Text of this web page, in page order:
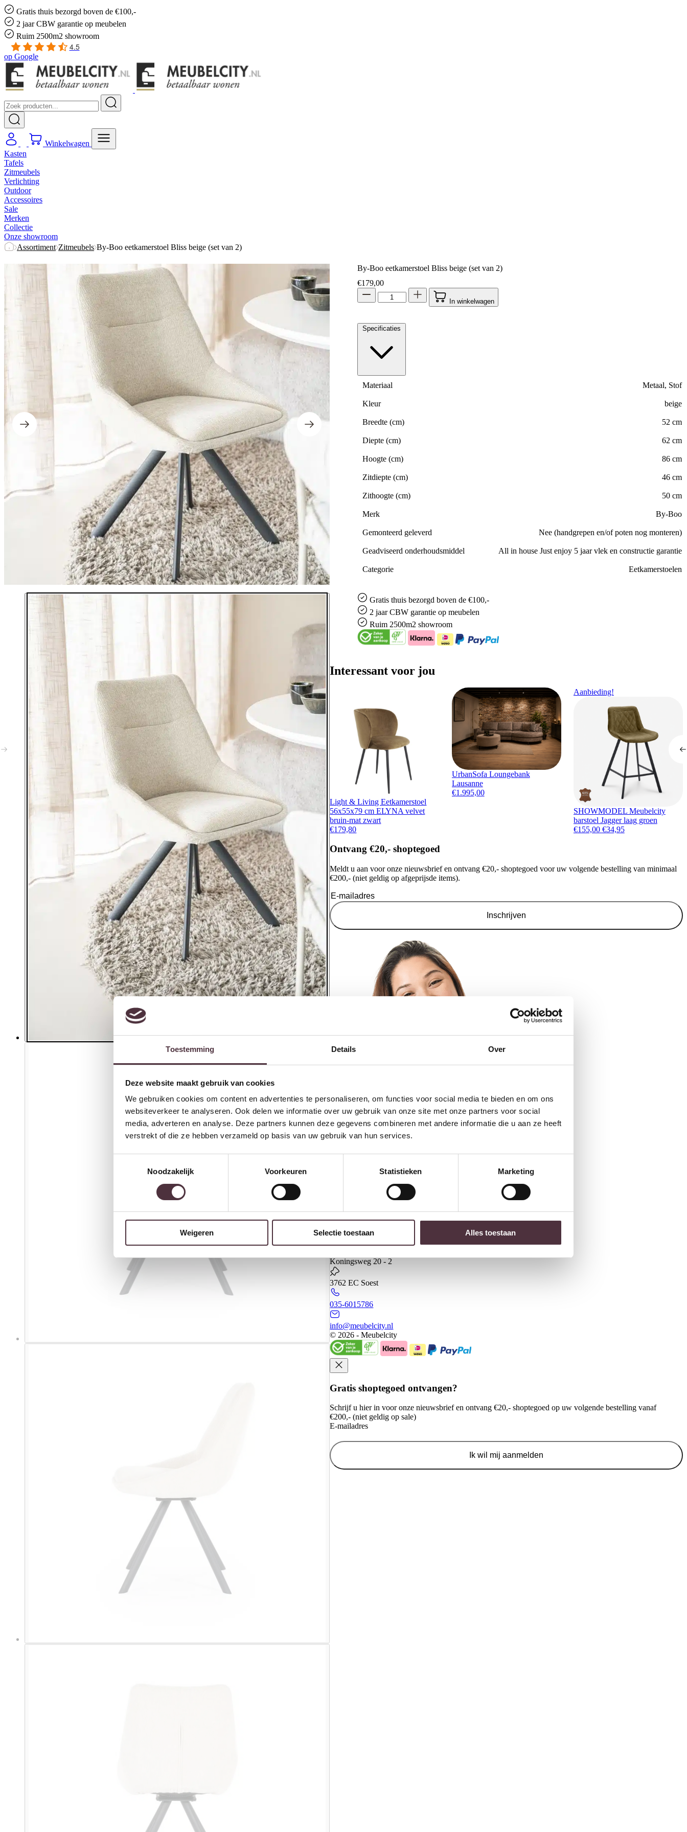
Toestemming Details Over
Deze website maakt gebruik van cookies
We gebruiken cookies om content en advertenties te personaliseren, om functies voor social media te bieden en om ons
websiteverkeer te analyseren. Ook delen we informatie over uw gebruik van onze site met onze partners voor social
media, adverteren en analyse. Deze partners kunnen deze gegevens combineren met andere informatie die u aan ze heeft
verstrekt of die ze hebben verzameld op basis van uw gebruik van hun services.
Noodzakelijk
Voorkeuren Statistieken Marketing
Weigeren Selectie toestaan Alles toestaan
Gratis thuis bezorgd boven de €100,-
2 jaar CBW garantie op meubelen
Ruim 2500m2 showroom
4.5
op Google
Winkelwagen
Kasten
Tafels
Zitmeubels
Verlichting
Outdoor
Accessoires
Sale
Merken
Collectie
Onze showroom
Assortiment Zitmeubels By-Boo eetkamerstoel Bliss beige (set van 2)
By-Boo eetkamerstoel Bliss beige (set van 2)
€179,00
In winkelwagen
Specificaties
Materiaal Metaal, Stof
Kleur beige
Breedte (cm) 52 cm
Diepte (cm) 62 cm
Hoogte (cm) 86 cm
Zitdiepte (cm) 46 cm
Zithoogte (cm) 50 cm
Merk By-Boo
Gemonteerd geleverd Nee (handgrepen en/of poten nog monteren)
Geadviseerd onderhoudsmiddel All in house Just enjoy 5 jaar vlek en constructie garantie
Categorie Eetkamerstoelen
Gratisthuis bezorgd boven de €100,-
2 jaar CBW garantieop meubelen
Ruim 2500m2 showroom
Interessant voor jou
Light & Living Eetkamerstoel
56x55x79 cm ELYNA velvet
bruin-mat zwart
€179,80
UrbanSofa Loungebank
Lausanne
€1.995,00
Aanbieding!
SHOWMODEL Meubelcity
barstoel Jagger laag groen
€155,00 Oorspronkelijke prijs
€34,95Huidige prijs is:
Ontvang €20,- shoptegoed
Meldt u aan voor onze nieuwsbrief en ontvang €20,- shoptegoed voor uw volgende bestelling van minimaal
€200,- (niet geldig op afgeprijsde items).
Inschrijven
Meubels
Koningsweg 20 - 2
3762 EC Soest
035-6015786
info@meubelcity.nl
© 2026 - Meubelcity
Gratis shoptegoed ontvangen?
Schrijf u hier in voor onze nieuwsbrief en ontvang €20,- shoptegoed op uw volgende bestelling vanaf
€200,- (niet geldig op sale)
E-mailadres
Ik wil mij aanmelden